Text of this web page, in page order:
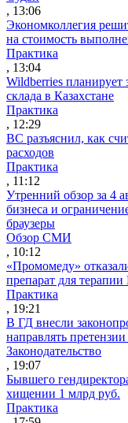
, 13:06
Экономколлегия
на стоимость
Практика
, 13:04
Wildberries планирует
склада в Казахстане
Практика
, 12:29
ВС разъяснил, как
расходов
Практика
, 11:12
Утренний обзор за 4
бизнеса и
браузеры
Обзор СМИ
, 10:12
«Промомеду»
препарат для
Практика
, 19:21
В ГД внесли
направлять
Законодательство
, 19:07
Бывшего
хищении 1 млрд руб.
Практика